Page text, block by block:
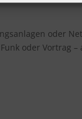
oder
oder Vortrag –